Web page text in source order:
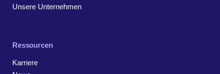
Unsere Unternehmen
Ressourcen
Karriere